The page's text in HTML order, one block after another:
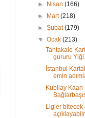
►
Nisan(166)
►
Mart(218)
►Şubat(179)
▼Ocak(213)
Tahtakale
gururu
İstanbul
emin
Kubilay Kaan
Ligler bitecek